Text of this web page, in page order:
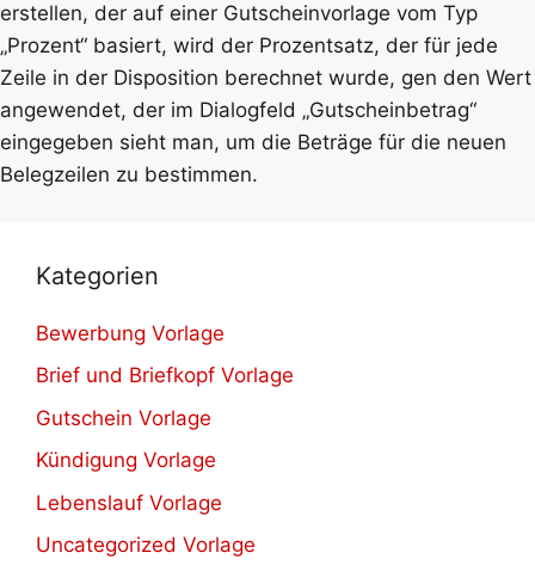
erstellen, der auf einer Gutscheinvorlage vom Typ
„Prozent“ basiert, wird der Prozentsatz, der für jede
Zeile in der Disposition berechnet wurde, gen den Wert
angewendet, der im Dialogfeld „Gutscheinbetrag“
eingegeben sieht man, um die Beträge für die neuen
Belegzeilen zu bestimmen.
Kategorien
Bewerbung Vorlage
Brief und Briefkopf Vorlage
Gutschein Vorlage
Kündigung Vorlage
Lebenslauf Vorlage
Uncategorized Vorlage